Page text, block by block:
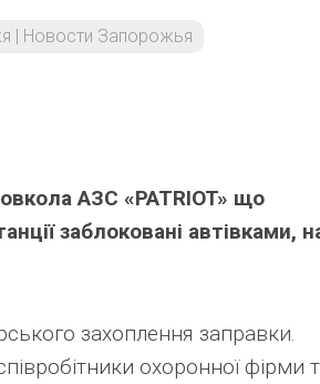
| Новости Запорожья
АЗС «PATRIOT» що
заблоковані автівками,
захоплення заправки.
охоронної фірми